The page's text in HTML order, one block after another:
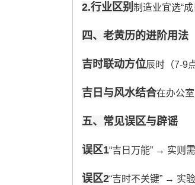
2.行业区别 制造业宜选“成
四、老黄历的进阶用法
吉时联动方位辰时（7-9
吉日与风水结合在办公
五、常见误区与辟谣
误区1“吉日万能” → 实则
误区2“吉时不关键” → 实